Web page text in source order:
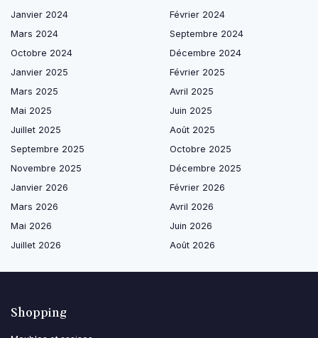
Janvier 2024
Février 2024
Mars 2024
Septembre 2024
Octobre 2024
Décembre 2024
Janvier 2025
Février 2025
Mars 2025
Avril 2025
Mai 2025
Juin 2025
Juillet 2025
Août 2025
Septembre 2025
Octobre 2025
Novembre 2025
Décembre 2025
Janvier 2026
Février 2026
Mars 2026
Avril 2026
Mai 2026
Juin 2026
Juillet 2026
Août 2026
Shopping